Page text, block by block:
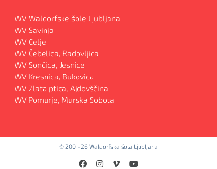
WV Waldorfske šole Ljubljana
WV Savinja
WV Celje
WV Čebelica, Radovljica
WV Sončica, Jesnice
WV Kresnica, Bukovica
WV Zlata ptica, Ajdovščina
WV Pomurje, Murska Sobota
© 2001-26 Waldorfska šola Ljubljana
FacebookInstagram
VimeoYouTube